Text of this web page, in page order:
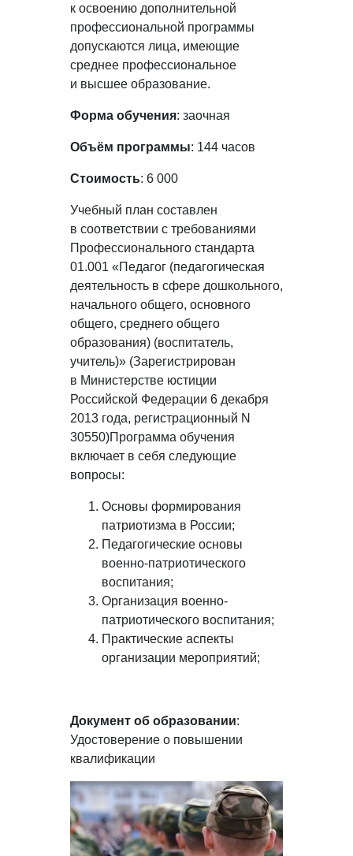
к освоению дополнительной
профессиональной программы
допускаются лица, имеющие
среднее профессиональное
и высшее образование.
Форма обучения: заочная
Объём программы: 144 часов
Стоимость: 6 000
Учебный план составлен
в соответствии с требованиями
Профессионального стандарта
01.001 «Педагог (педагогическая
деятельность в сфере дошкольного,
начального общего, основного
общего, среднего общего
образования) (воспитатель,
учитель)» (Зарегистрирован
в Министерстве юстиции
Российской Федерации 6 декабря
2013 года, регистрационный N
30550)Программа обучения
включает в себя следующие
вопросы:
Основы формирования
патриотизма в России;
Педагогические основы
военно-патриотического
воспитания;
Организация военно-
патриотического воспитания;
Практические аспекты
организации мероприятий;
Документ об образовании:
Удостоверение о повышении
квалификации